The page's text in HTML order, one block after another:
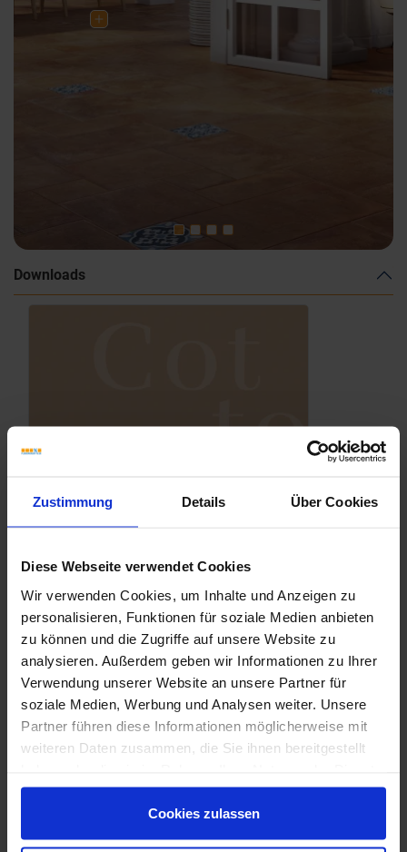
Zustimmung Details Über Cookies
Diese Webseite verwendet Cookies
Wir verwenden Cookies, um Inhalte und Anzeigen zu
personalisieren, Funktionen für soziale Medien anbieten
zu können und die Zugriffe auf unsere Website zu
analysieren. Außerdem geben wir Informationen zu Ihrer
Verwendung unserer Website an unsere Partner für
soziale Medien, Werbung und Analysen weiter. Unsere
Partner führen diese Informationen möglicherweise mit
weiteren Daten zusammen, die Sie ihnen bereitgestellt
gesammelt haben.
Cookies zulassen
Downloads
La Fabbrica AVA - Cotto del Casale - Katalog